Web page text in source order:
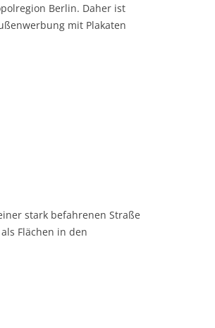
Berlin. Daher ist
mit Plakaten
stark befahrenen Straße
Flächen in den